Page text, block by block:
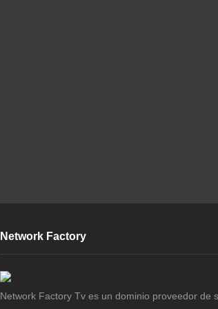
Network Factory
Network Factory Tv es un dominio proveedor de